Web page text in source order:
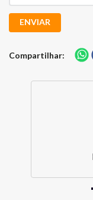
ENVIAR
Compartilhar